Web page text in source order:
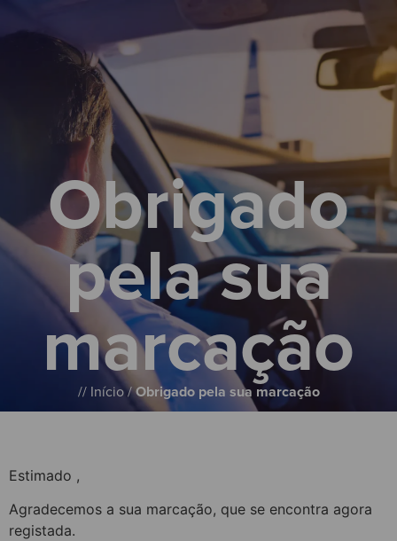
Obrigado
pela sua
marcação
// Início/Obrigado pela sua marcação
Estimado ,
Agradecemos a sua marcação, que se encontra agora
registada.